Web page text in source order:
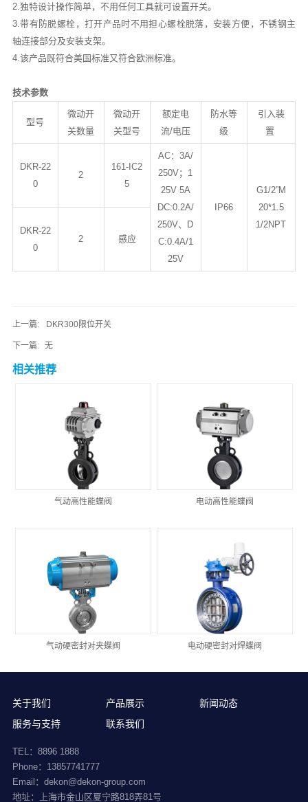
2.独特设计操作简单，不用任何工具就可设置开关。
3.带有防脱螺栓，打开产品时不用担心螺栓脱落，安装方便，不锈钢主
轴连接部分及安装支架。
4.该产品既符合美国标准又符合欧洲标准。
技术参数
型号
微动开
关数量
微动开
关型号
额定电
流/电压
防水等
级
引入装
置
DKR-22
0
2
161-IC2
5
AC：3A/
250V；1
25V 5A
DC:0.2A/
250V、D
C:0.4A/1
25V
IP66
G1/2”M
20*1.5
1/2NPT
DKR-22
0
2 感应
上一篇: DKR300限位开关
下一篇: 无
相关推荐
气动高性能蝶阀 电动高性能蝶阀
气动硬密封对夹蝶阀 电动硬密封对焊蝶阀
关于我们 产品展示
新闻动态
服务与支持
联系我们
TEL：8896 1888
Phone：13857741777
Email：dekon@dekon-group.com
地址：上海市金山区夏宁路818弄81号